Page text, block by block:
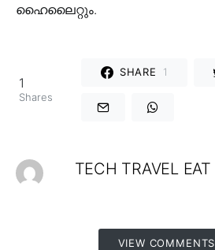
ഹൈലൈറ്റും.
1
Shares
SHARE 1
TECH TRAVEL EAT
VIEW